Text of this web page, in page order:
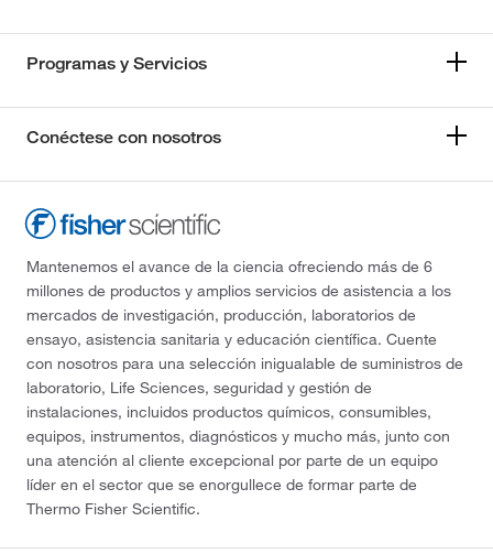
Programas y Servicios
Conéctese con nosotros
Mantenemos el avance de la ciencia ofreciendo más de 6
millones de productos y amplios servicios de asistencia a los
mercados de investigación, producción, laboratorios de
ensayo, asistencia sanitaria y educación científica. Cuente
con nosotros para una selección inigualable de suministros de
laboratorio, Life Sciences, seguridad y gestión de
instalaciones, incluidos productos químicos, consumibles,
equipos, instrumentos, diagnósticos y mucho más, junto con
una atención al cliente excepcional por parte de un equipo
líder en el sector que se enorgullece de formar parte de
Thermo Fisher Scientific.